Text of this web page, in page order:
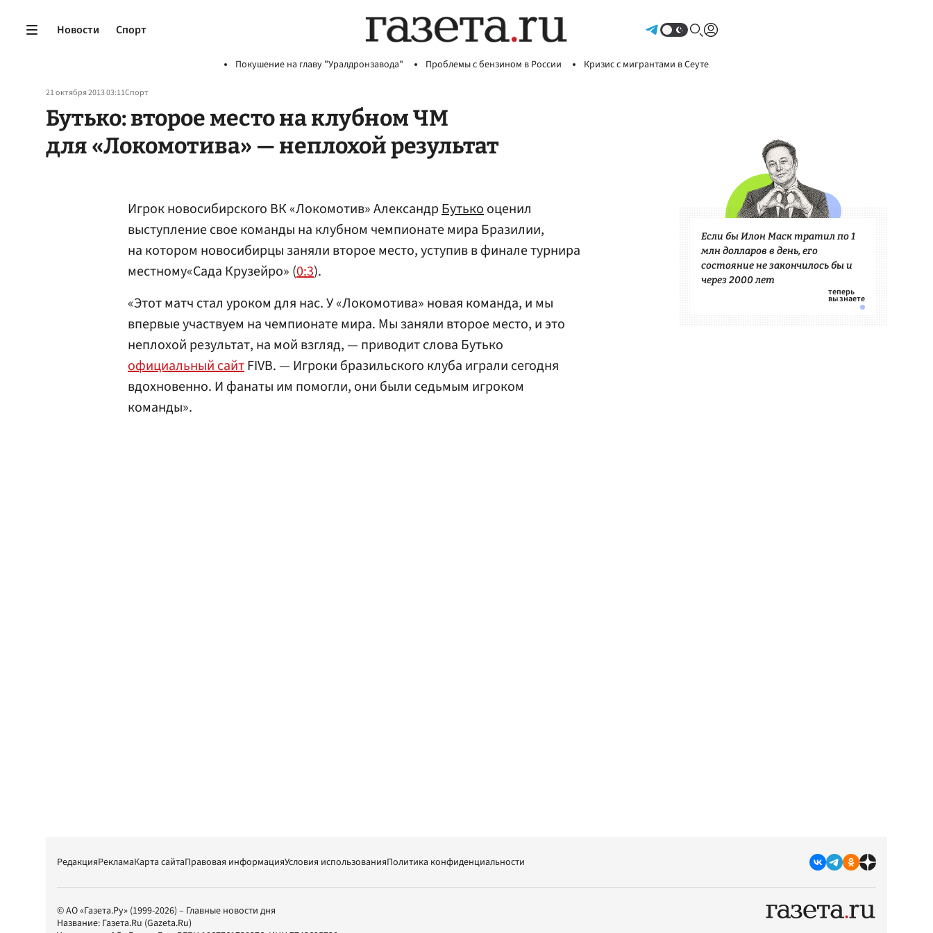
Новости Спорт
Покушение на главу "Уралдронзавода" Проблемы с бензином в России Кризис с мигрантами в Сеуте
21 октября 2013 03:11Спорт
Бутько: второе место на клубном ЧМ
для «Локомотива» — неплохой результат
Игрок новосибирского ВК «Локомотив» АлександрБутькооценил
выступление свое команды на клубном чемпионате мира Бразилии,
на котором новосибирцы заняли второе место, уступив в финале турнира
местному«Сада Крузейро» (0:3).
«Этот матч стал уроком для нас. У «Локомотива» новая команда, и мы
впервые участвуем на чемпионате мира. Мы заняли второе место, и это
неплохой результат, на мой взгляд, — приводит слова Бутько
официальный сайтFIVB. — Игроки бразильского клуба играли сегодня
вдохновенно. И фанаты им помогли, они были седьмым игроком
команды».
Если бы Илон Маск тратил по 1
млн долларов в день, его
состояние не закончилось бы и
через 2000 лет
РедакцияРекламаКарта сайтаПравовая информацияУсловия использованияПолитика конфиденциальности
© АО «Газета.Ру» (1999-2026) – Главные новости дня
Название: Газета.Ru (Gazeta.Ru)